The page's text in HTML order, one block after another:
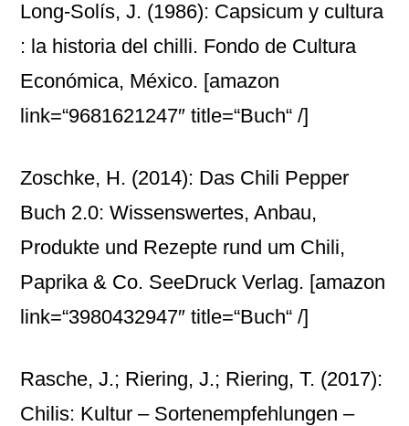
Long-Solís, J. (1986): Capsicum y cultura
: la historia del chilli. Fondo de Cultura
Económica, México. [amazon
link=“9681621247″ title=“Buch“ /]
Zoschke, H. (2014): Das Chili Pepper
Buch 2.0: Wissenswertes, Anbau,
Produkte und Rezepte rund um Chili,
Paprika & Co. SeeDruck Verlag. [amazon
link=“3980432947″ title=“Buch“ /]
Rasche, J.; Riering, J.; Riering, T. (2017):
Chilis: Kultur – Sortenempfehlungen –